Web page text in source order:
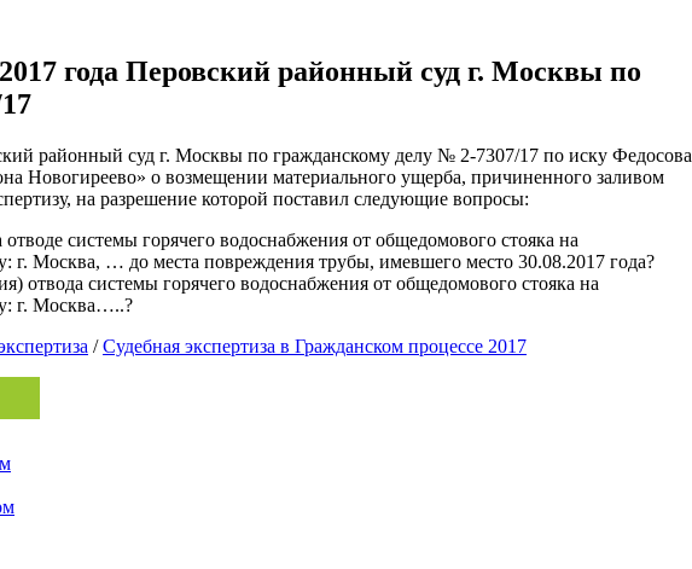
года Перовский районный суд г. Москвы по
районный суд г. Москвы по гражданскому делу № 2-7307/17 по иску Федосова
Новогиреево» о возмещении материального ущерба, причиненного заливом
на разрешение которой поставил следующие вопросы:
системы горячего водоснабжения от общедомового стояка на
г. Москва, … до места повреждения трубы, имевшего место 30.08.2017 года?
отвода системы горячего водоснабжения от общедомового стояка на
г. Москва…..?
/ Судебная экспертиза в Гражданском процессе 2017